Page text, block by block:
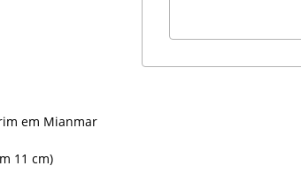
em Mianmar
11 cm)